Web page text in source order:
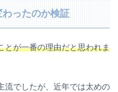
ったのか検証
とが一番の理由だと思われま
流でしたが、近年では太めの